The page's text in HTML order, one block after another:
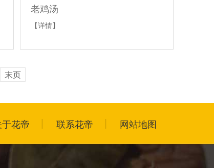
老鸡汤
【详情】
末页
花帝 联系花帝 网站地图